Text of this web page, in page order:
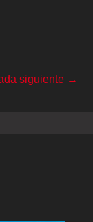
siguiente →